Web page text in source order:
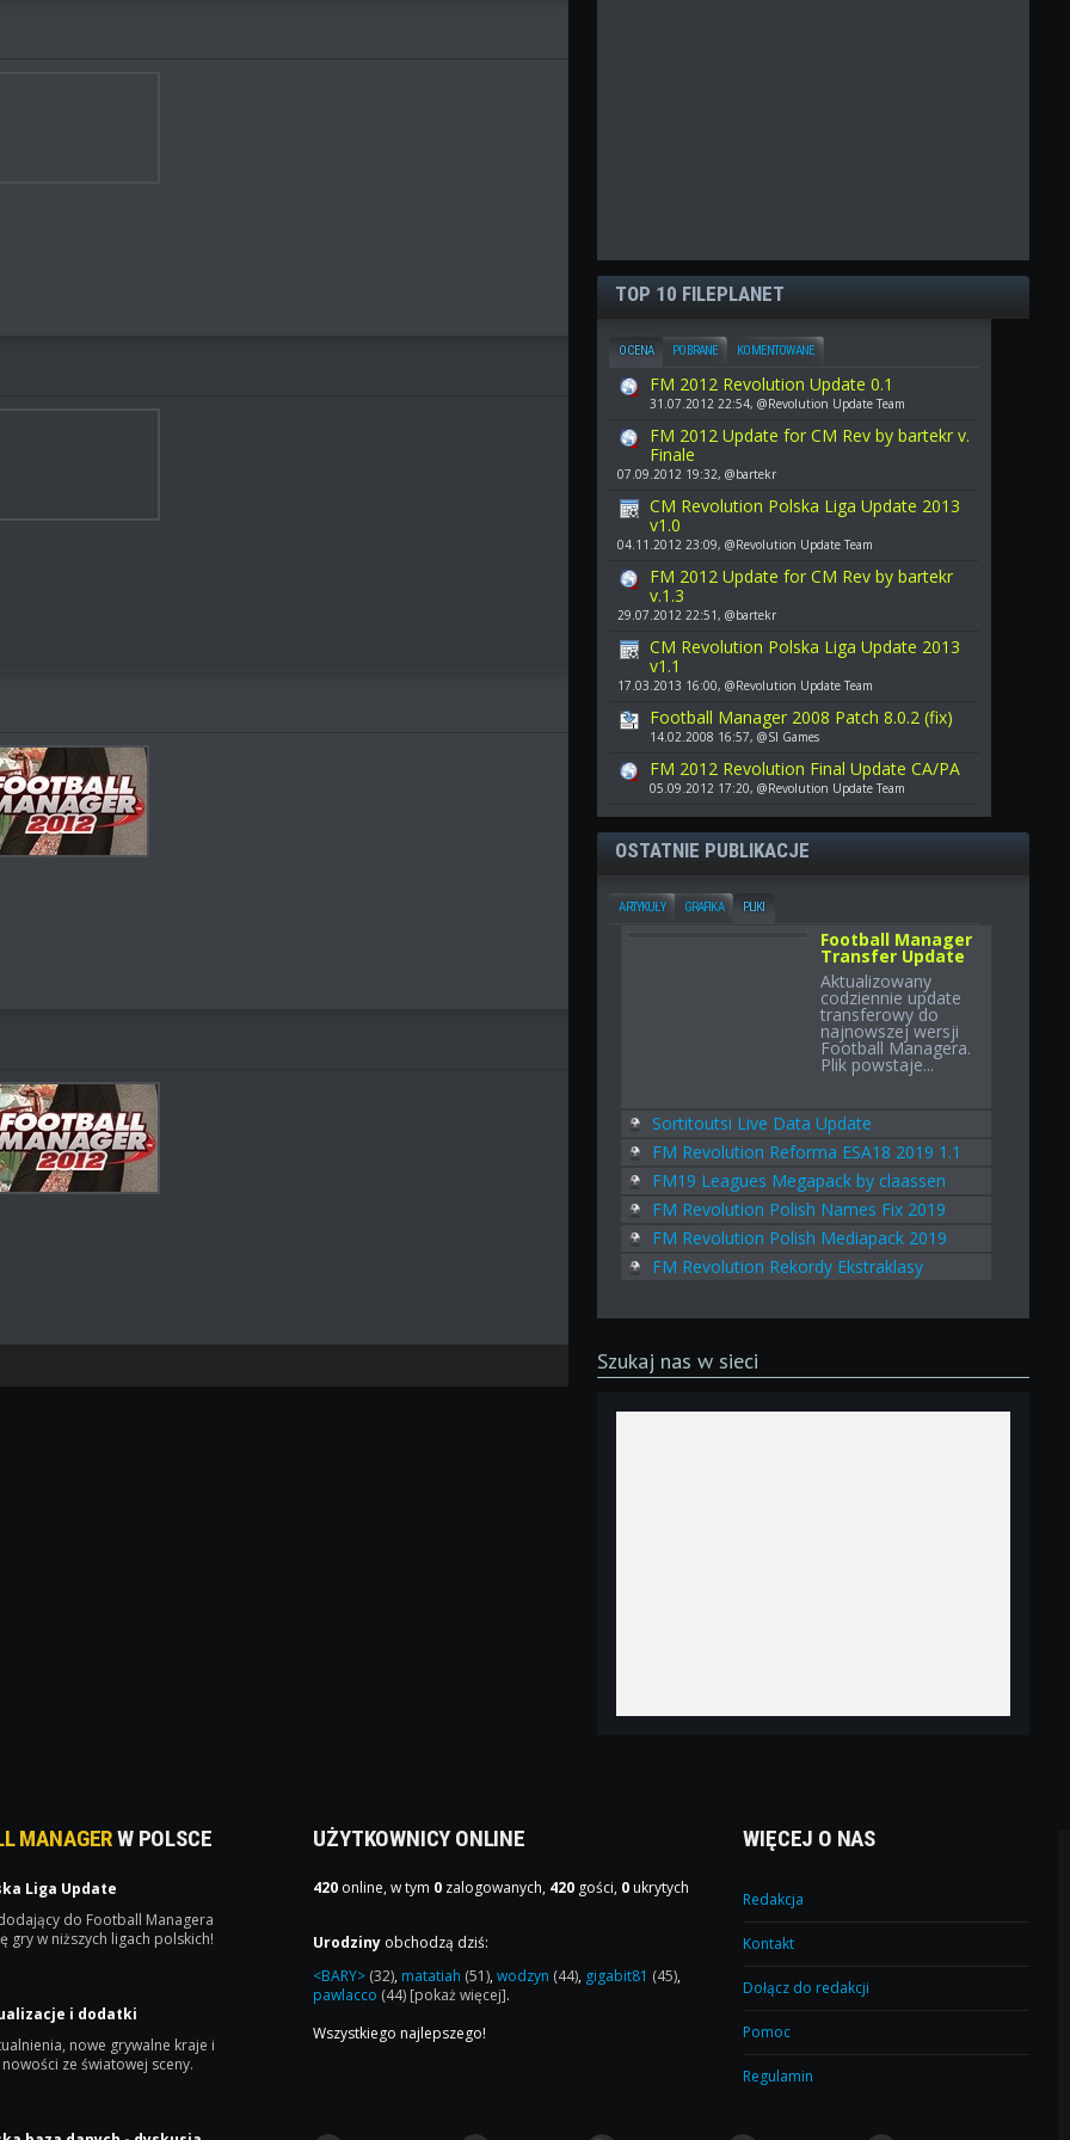
TOP 10 FILEPLANET
OCENA POBRANE KOMENTOWANE
FM 2012 Revolution Update 0.1
31.07.2012 22:54, @Revolution Update Team
FM 2012 Update for CM Rev by bartekr v.
Finale
07.09.2012 19:32, @bartekr
CM Revolution Polska Liga Update 2013
v1.0
04.11.2012 23:09, @Revolution Update Team
FM 2012 Update for CM Rev by bartekr
v.1.3
29.07.2012 22:51, @bartekr
CM Revolution Polska Liga Update 2013
v1.1
17.03.2013 16:00, @Revolution Update Team
Football Manager 2008 Patch 8.0.2 (fix)
14.02.2008 16:57, @SI Games
FM 2012 Revolution Final Update CA/PA
05.09.2012 17:20, @Revolution Update Team
OSTATNIE PUBLIKACJE
ARTYKUŁY GRAFIKA PLIKI
Football Manager
Transfer Update
Aktualizowany
codziennie update
transferowy do
najnowszej wersji
Football Managera.
Plik powstaje...
Sortitoutsi Live Data Update
FM Revolution Reforma ESA18 2019 1.1
FM19 Leagues Megapack by claassen
FM Revolution Polish Names Fix 2019
FM Revolution Polish Mediapack 2019
FM Revolution Rekordy Ekstraklasy
Szukaj nas w sieci
MANAGERW POLSCE
Liga Update
do Football Managera
gry w niższych ligach polskich!
i dodatki
nowe grywalne kraje i
ze światowej sceny.
UŻYTKOWNICY ONLINE
420 online, w tym 0 zalogowanych, 420 gości, 0 ukrytych
Urodziny obchodzą dziś:
<BARY> (32), matatiah (51),wodzyn (44), gigabit81 (45),
pawlacco (44) [pokaż więcej].
Wszystkiego najlepszego!
WIĘCEJ O NAS
Redakcja
Kontakt
Dołącz do redakcji
Pomoc
Regulamin